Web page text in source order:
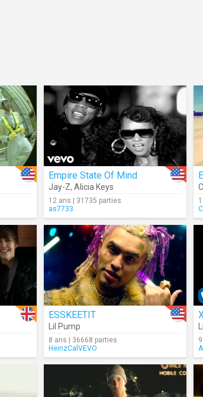
Empire State Of Mind
Jay-Z, Alicia Keys
12 ans | 31735 parties
as7733
ESSKEETIT
Lil Pump
8 ans | 36668 parties
HeinzCalVEVO